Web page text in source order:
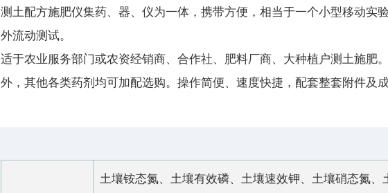
测土配方施肥仪集药、器、仪为一体，携带方便，相当于一个小型移动实
外流动测试。
适于农业服务部门或农资经销商、合作社、肥料厂商、大种植户测土施肥
外，其他各类药剂均可加配选购。操作简便、速度快捷，配套整套附件及
土壤铵态氮、土壤有效磷、土壤速效钾、土壤硝态氮